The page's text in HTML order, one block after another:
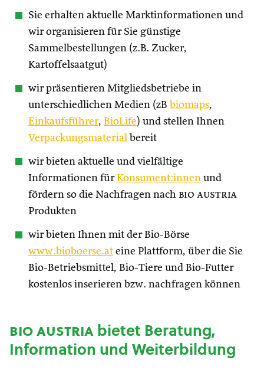
Sie erhalten aktuelle Marktinformationen und
wir organisieren für Sie günstige
Sammelbestellungen (z.B. Zucker,
Kartoffelsaatgut)
wir präsentieren Mitgliedsbetriebe in
unterschiedlichen Medien (zB biomaps,
Einkaufsführer, BioLife) und stellen Ihnen
Verpackungsmaterial bereit
wir bieten aktuelle und vielfältige
Informationen fürKonsument:innen und
fördern so die Nachfragen nach bio austria
Produkten
wir bieten Ihnen mit der Bio-Börse
www.bioboerse.at eine Plattform, über die Sie
Bio-Betriebsmittel, Bio-Tiere und Bio-Futter
kostenlos inserieren bzw. nachfragen können
bio austriabietet Beratung,
Information und Weiterbildung